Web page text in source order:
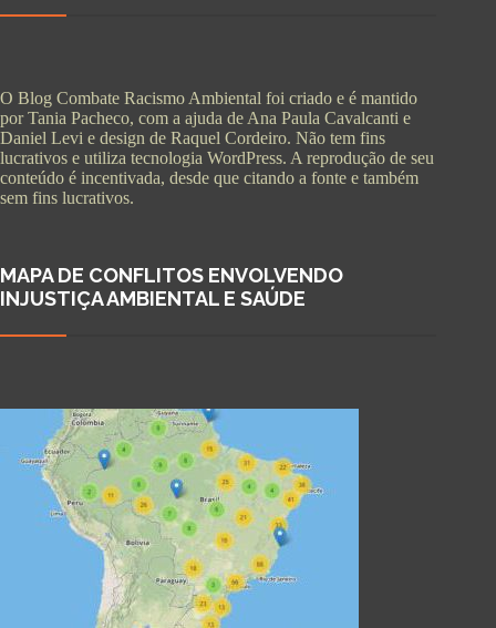
O Blog Combate Racismo Ambiental foi criado e é mantido
por Tania Pacheco, com a ajuda de Ana Paula Cavalcanti e
Daniel Levi e design de Raquel Cordeiro. Não tem fins
lucrativos e utiliza tecnologia WordPress. A reprodução de seu
conteúdo é incentivada, desde que citando a fonte e também
sem fins lucrativos.
MAPA DE CONFLITOS ENVOLVENDO
INJUSTIÇA AMBIENTAL E SAÚDE